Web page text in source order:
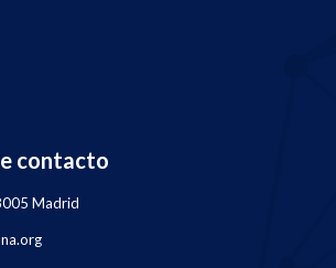
contacto
Madrid